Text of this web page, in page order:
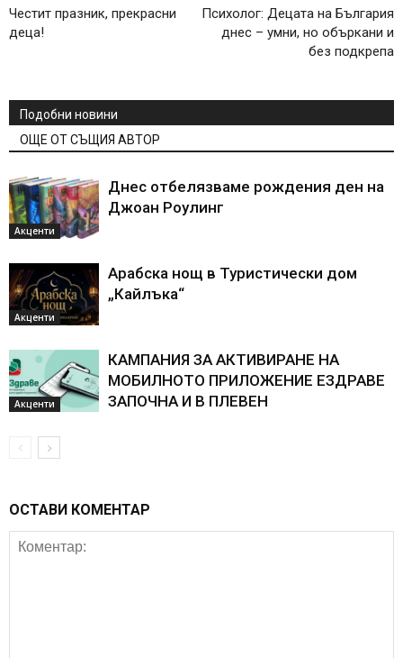
Честит празник, прекрасни
деца!
Психолог: Децата на България
днес – умни, но объркани и
без подкрепа
Подобни новини
ОЩЕ ОТ СЪЩИЯ АВТОР
Акценти
Днес отбелязваме рождения ден на
Джоан Роулинг
Акценти
Арабска нощ в Туристически дом
„Кайлъка“
Акценти
КАМПАНИЯ ЗА АКТИВИРАНЕ НА
МОБИЛНОТО ПРИЛОЖЕНИЕ ЕЗДРАВЕ
ЗАПОЧНА И В ПЛЕВЕН
ОСТАВИ КОМЕНТАР